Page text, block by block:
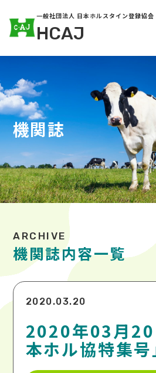
一般社団法人 日本ホルスタイン登録協会
HCAJ
機関誌
機関誌内容一覧
2020.03.20
2020年03月20
本ホル協特集号